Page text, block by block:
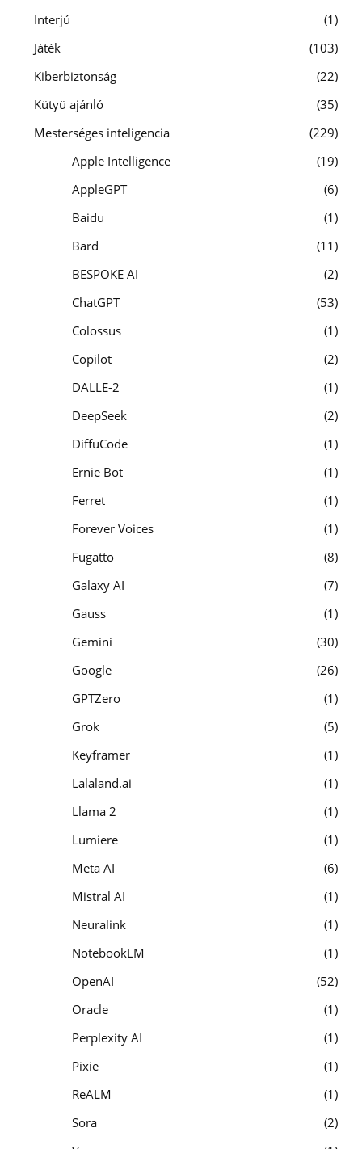
Interjú
1
Játék
103
Kiberbiztonság
22
Kütyü ajánló
35
Mesterséges inteligencia
229
Apple Intelligence
19
AppleGPT
6
Baidu
1
Bard
11
BESPOKE AI
2
ChatGPT
53
Colossus
1
Copilot
2
DALLE-2
1
DeepSeek
2
DiffuCode
1
Ernie Bot
1
Ferret
1
Forever Voices
1
Fugatto
8
Galaxy AI
7
Gauss
1
Gemini
30
Google
26
GPTZero
1
Grok
5
Keyframer
1
Lalaland.ai
1
Llama 2
1
Lumiere
1
Meta AI
6
Mistral AI
1
Neuralink
1
NotebookLM
1
OpenAI
52
Oracle
1
Perplexity AI
1
Pixie
1
ReALM
1
Sora
2